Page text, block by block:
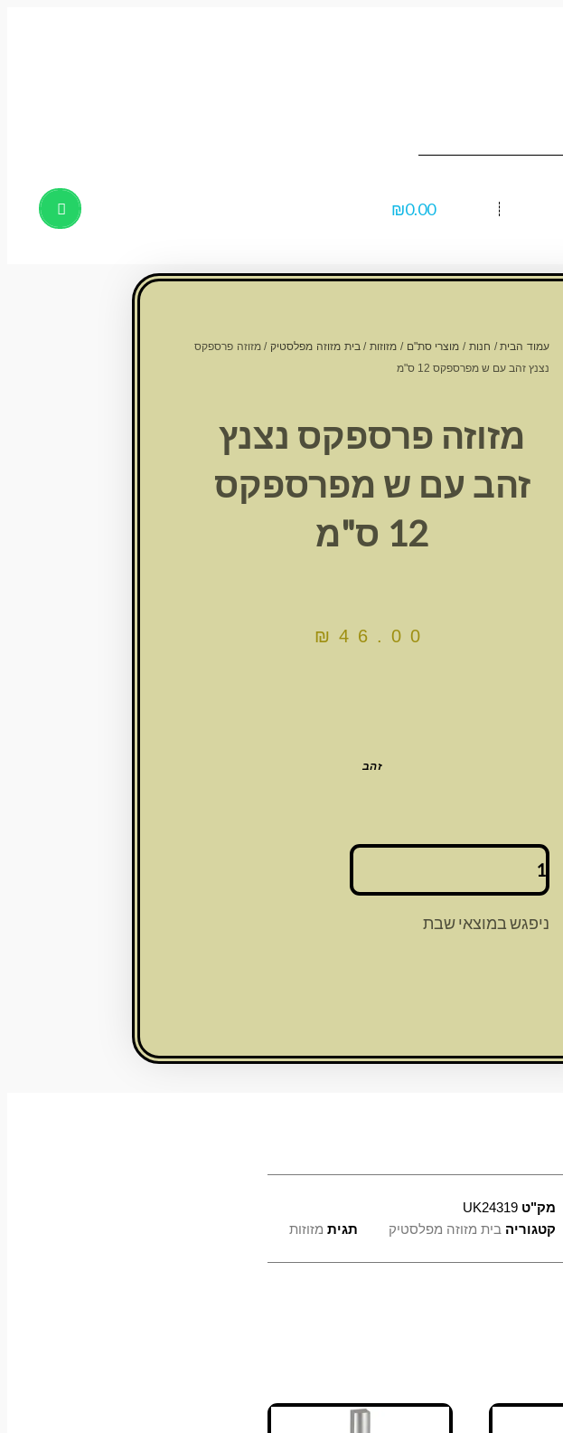
₪0.00
עמוד הבית/ חנות / מוצרי סת"ם / מזוזות/בית מזוזה מפלסטיק/ מזוזה פרספקס
נצנץ זהב עם ש מפרספקס 12 ס"מ
מזוזה פרספקס נצנץ
זהב עם ש מפרספקס
12 ס"מ
₪ 46.00
זהב
כמות
של
מזוזה
פרספקס
ניפגש במוצאי שבת
מק"ט UK24319
קטגוריה בית מזוזה מפלסטיק תגית מזוזות